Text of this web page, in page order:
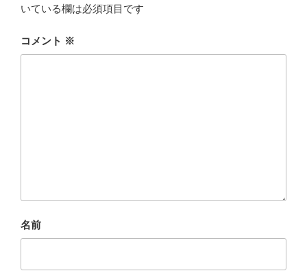
いている欄は必須項目です
コメント ※
名前